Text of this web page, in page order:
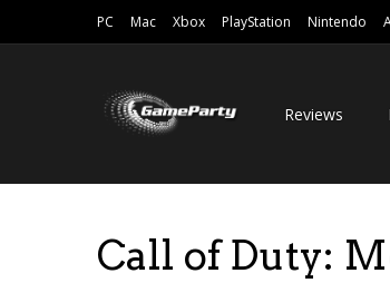
PC Mac Xbox PlayStation Nintendo
Reviews
Call of Duty: